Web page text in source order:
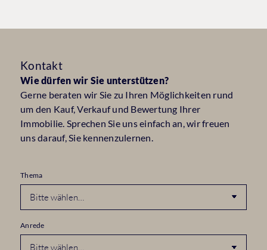
Kontakt
Wie dürfen wir Sie unterstützen?
Gerne beraten wir Sie zu Ihren Möglichkeiten rund
um den Kauf, Verkauf und Bewertung Ihrer
Immobilie. Sprechen Sie uns einfach an, wir freuen
uns darauf, Sie kennenzulernen.
Thema
Anrede